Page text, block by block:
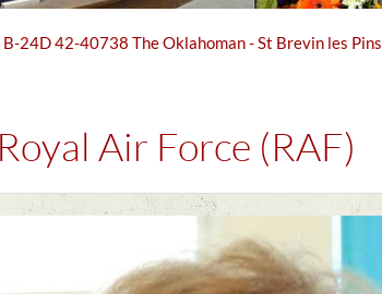
24D 42-40738 The Oklahoman - St Brevin les Pins
Air Force (RAF)